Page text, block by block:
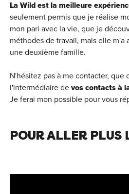
La Wild est la meilleure
seulement permis que je réalise
mon pari avec la vie, que je
méthodes de travail, mais elle m'a
une deuxième famille.
N'hésitez pas à me contacter, que
l'intermédiaire de vos contacts à
Je ferai mon possible pour vous
POUR ALLER PLUS